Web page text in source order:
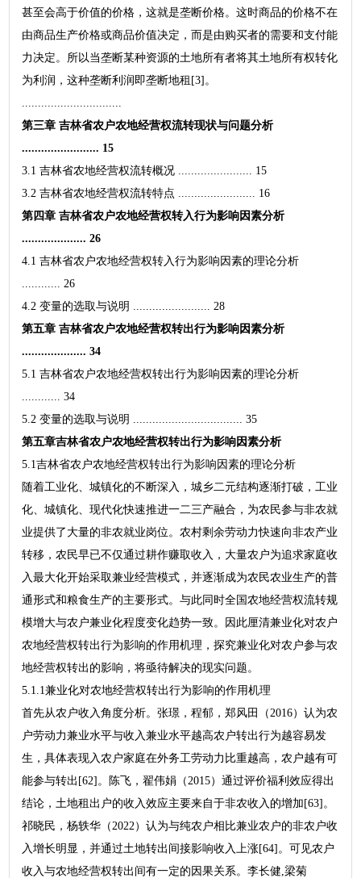
甚至会高于价值的价格，这就是垄断价格。这时商品的价格不在
由商品生产价格或商品价值决定，而是由购买者的需要和支付能
力决定。所以当垄断某种资源的土地所有者将其土地所有权转化
为利润，这种垄断利润即垄断地租[3]。
第三章 吉林省农户农地经营权流转现状与问题分析
........................ 15
3.1 吉林省农地经营权流转概况 ....................... 15
3.2 吉林省农地经营权流转特点 ........................ 16
第四章 吉林省农户农地经营权转入行为影响因素分析
.................... 26
4.1 吉林省农户农地经营权转入行为影响因素的理论分析
............ 26
4.2 变量的选取与说明 ........................ 28
第五章 吉林省农户农地经营权转出行为影响因素分析
.................... 34
5.1 吉林省农户农地经营权转出行为影响因素的理论分析
............ 34
5.2 变量的选取与说明 .................................. 35
第五章吉林省农户农地经营权转出行为影响因素分析
5.1吉林省农户农地经营权转出行为影响因素的理论分析
随着工业化、城镇化的不断深入，城乡二元结构逐渐打破，工业
化、城镇化、现代化快速推进一二三产融合，为农民参与非农就
业提供了大量的非农就业岗位。农村剩余劳动力快速向非农产业
转移，农民早已不仅通过耕作赚取收入，大量农户为追求家庭收
入最大化开始采取兼业经营模式，并逐渐成为农民农业生产的普
通形式和粮食生产的主要形式。与此同时全国农地经营权流转规
模增大与农户兼业化程度变化趋势一致。因此厘清兼业化对农户
农地经营权转出行为影响的作用机理，探究兼业化对农户参与农
地经营权转出的影响，将亟待解决的现实问题。
5.1.1兼业化对农地经营权转出行为影响的作用机理
首先从农户收入角度分析。张璟，程郁，郑风田（2016）认为农
户劳动力兼业水平与收入兼业水平越高农户转出行为越容易发
生，具体表现入农户家庭在外务工劳动力比重越高，农户越有可
能参与转出[62]。陈飞，翟伟娟（2015）通过评价福利效应得出
结论，土地租出户的收入效应主要来自于非农收入的增加[63]。
祁晓民，杨轶华（2022）认为与纯农户相比兼业农户的非农户收
入增长明显，并通过土地转出间接影响收入上涨[64]。可见农户
收入与农地经营权转出间有一定的因果关系。李长健,梁菊